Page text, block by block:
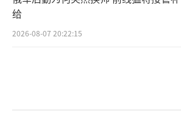
给
2026-08-07 20:22:15